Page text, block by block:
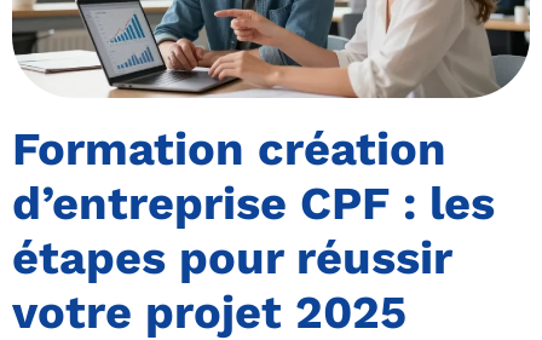
Formation création
d’entreprise CPF : les
étapes pour réussir
votre projet 2025